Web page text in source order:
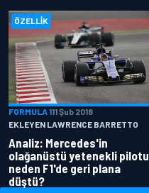
ÖZELLIK
FORMULA 111 Şub 2018
EKLEYEN LAWRENCE BARRETTO
Analiz: Mercedes'in
olağanüstü yetenekli pilotu
neden F1'de geri plana
düştü?